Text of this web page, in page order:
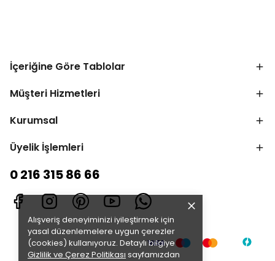
Alışveriş deneyiminizi iyileştirmek için
yasal düzenlemelere uygun çerezler
(cookies) kullanıyoruz. Detaylı bilgiye
Gizlilik ve Çerez Politikası sayfamızdan
İçeriğine Göre Tablolar
Müşteri Hizmetleri
Kurumsal
Üyelik İşlemleri
0 216 315 86 66